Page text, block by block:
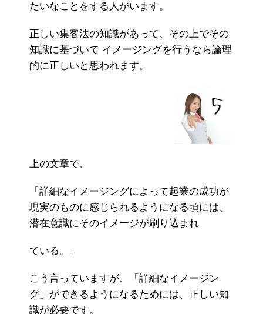
たいなことをする人がいます。
正しい集客法の知識があって、その上でその
知識に基づいて イメージングを行うなら論理
的に正しいと思われます。
上の文章で、
「詳細なイメージングによって起業の成功が
現実のものに感じられるようになる頃には、
潜在意識にそのイメージが刷り込まれ
ている。」
こう言っていますが、「詳細なイメージン
グ」ができるようになるためには、正しい知
識が必要です。